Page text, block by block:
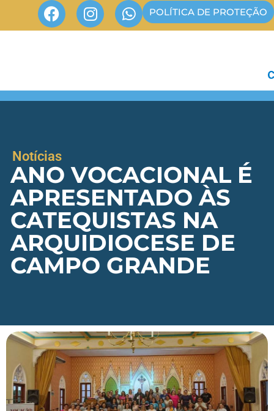
POLÍTICA DE PROTEÇÃO
Notícias
ANO VOCACIONAL É
APRESENTADO ÀS
CATEQUISTAS NA
ARQUIDIOCESE DE
CAMPO GRANDE